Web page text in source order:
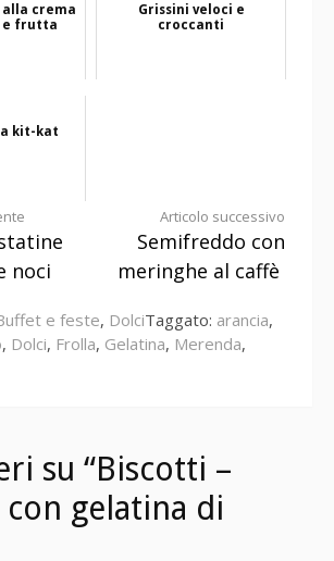
crema
e frutta
Grissini veloci e
croccanti
kit-kat
noci
Articolo successivo
Semifreddo con
meringhe al caffè
e feste, DolciTaggato: arancia,
, Dolci, Frolla, Gelatina, Merenda,
su “Biscotti –
gelatina di